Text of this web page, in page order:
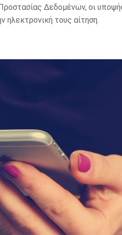
Δεδομένων, οι
τους αίτηση.